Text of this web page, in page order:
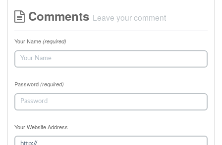
Comments Leave your comment
Your Name (required)
Password (required)
Your Website Address